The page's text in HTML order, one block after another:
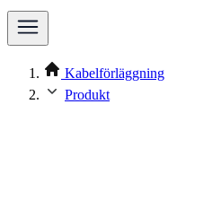
Kabelförläggning
Produkt